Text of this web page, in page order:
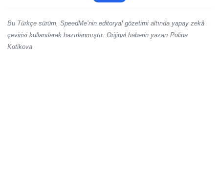
Bu Türkçe sürüm, SpeedMe’nin editoryal gözetimi altında yapay zekâ
çevirisi kullanılarak hazırlanmıştır. Orijinal haberin yazarı Polina
Kotikova